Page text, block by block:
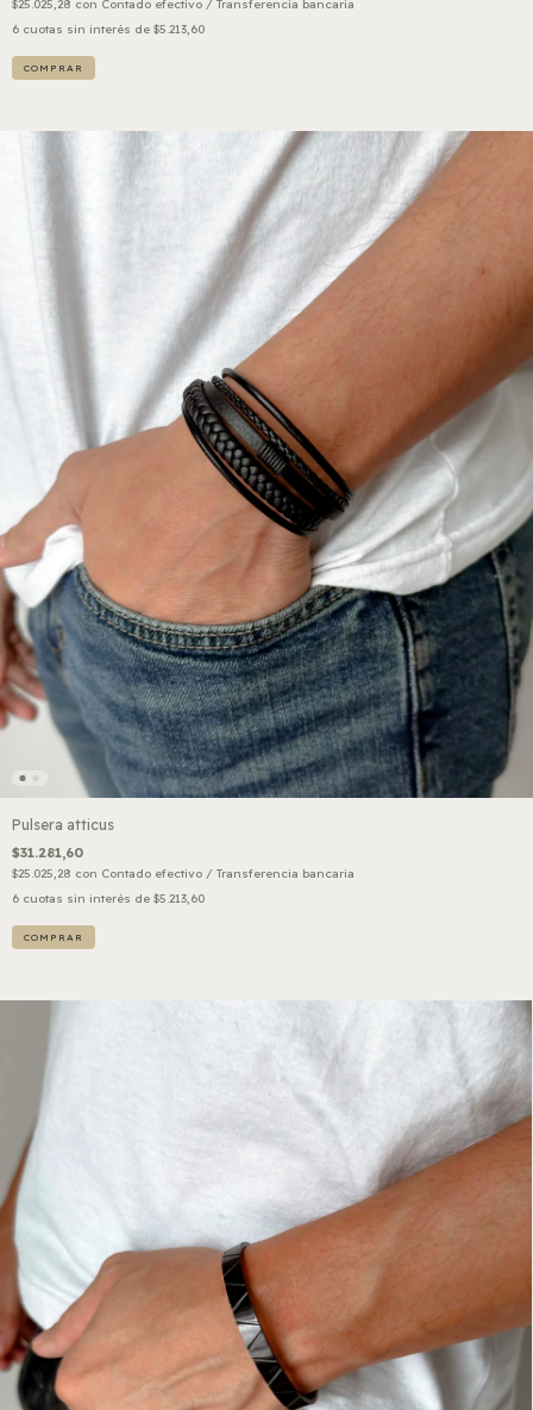
$25.025,28 con Contado efectivo / Transferencia bancaria
6 cuotas sin interés de $5.213,60
Pulsera atticus
$31.281,60
$25.025,28 con Contado efectivo / Transferencia bancaria
6 cuotas sin interés de $5.213,60